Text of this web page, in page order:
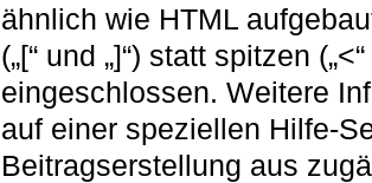
ähnlich wie HTML
(„[“ und „]“) statt spitzen
eingeschlossen. Weitere
auf einer speziellen Hilfe-
Beitragserstellung aus